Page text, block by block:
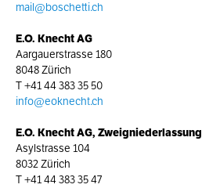
mail@boschetti.ch
E.O. Knecht AG
Aargauerstrasse 180
8048 Zürich
T+41 44 383 35 50
info@eoknecht.ch
E.O. Knecht AG, Zweigniederlassung
Asylstrasse 104
8032 Zürich
T+41 44 383 35 47